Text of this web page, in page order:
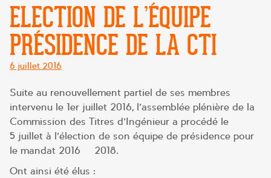
ELECTION DE L’ÉQUIPE
PRÉSIDENCE DE LA CTI
Posté
6 juillet 2016
Suite au renouvellement partiel de ses membres
intervenu le 1er juillet 2016, l’assemblée plénière de la
Commission des Titres d’Ingénieur a procédé le
5 juillet à l’élection de son équipe de présidence pour
le mandat 2016 – 2018.
Ont ainsi été élus :